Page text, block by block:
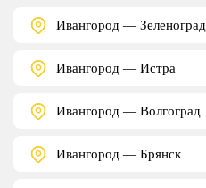
Ивангород — Зеленоград
Ивангород — Истра
Ивангород — Волгоград
Ивангород — Брянск